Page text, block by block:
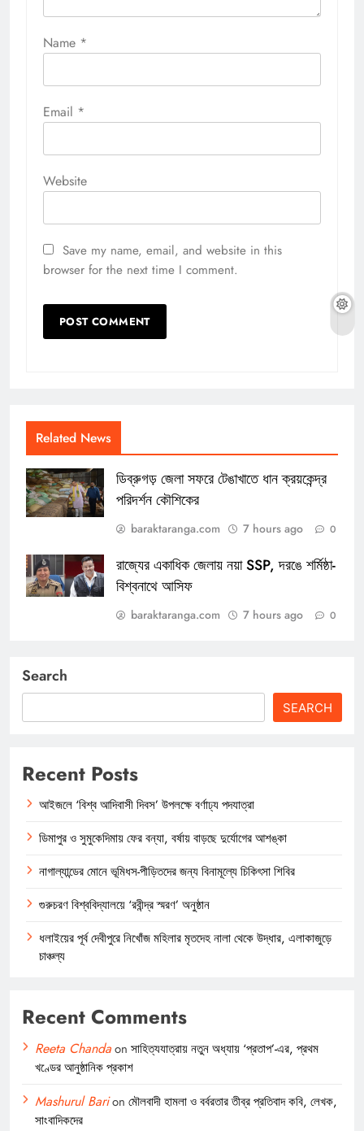
Name *
Email *
Website
Save my name, email, and website in this
browser for the next time I comment.
Related News
ডিব্রুগড় জেলা সফরে টেঙাখাতে ধান ক্রয়কেন্দ্র
পরিদর্শন কৌশিকের
baraktaranga.com 7 hours ago 0
রাজ্যের একাধিক জেলায় নয়া SSP, দরঙে শর্মিষ্ঠা-
বিশ্বনাথে আসিফ
baraktaranga.com 7 hours ago 0
Search
SEARCH
Recent Posts
আইজলে ‘বিশ্ব আদিবাসী দিবস’ উপলক্ষে বর্ণাঢ্য পদযাত্রা
ডিমাপুর ও সুমুকেদিমায় ফের বন্যা, বর্ষায় বাড়ছে দুর্যোগের আশঙ্কা
নাগাল্যান্ডের মোনে ভূমিধস-পীড়িতদের জন্য বিনামূল্যে চিকিৎসা শিবির
গুরুচরণ বিশ্ববিদ্যালয়ে ‘রবীন্দ্র স্মরণ’ অনুষ্ঠান
ধলাইয়ের পূর্ব দেবীপুরে নিখোঁজ মহিলার মৃতদেহ নালা থেকে উদ্ধার, এলাকাজুড়ে
চাঞ্চল্য
Recent Comments
Reeta Chandaon সাহিত্যযাত্রায় নতুন অধ্যায় ‘প্রতাপ’-এর, প্রথম
খণ্ডের আনুষ্ঠানিক প্রকাশ
Mashurul Barion মৌলবাদী হামলা ও বর্বরতার তীব্র প্রতিবাদ কবি, লেখক,
সাংবাদিকদের